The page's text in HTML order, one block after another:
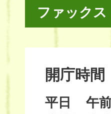
ファックス
開庁時間
平日
午